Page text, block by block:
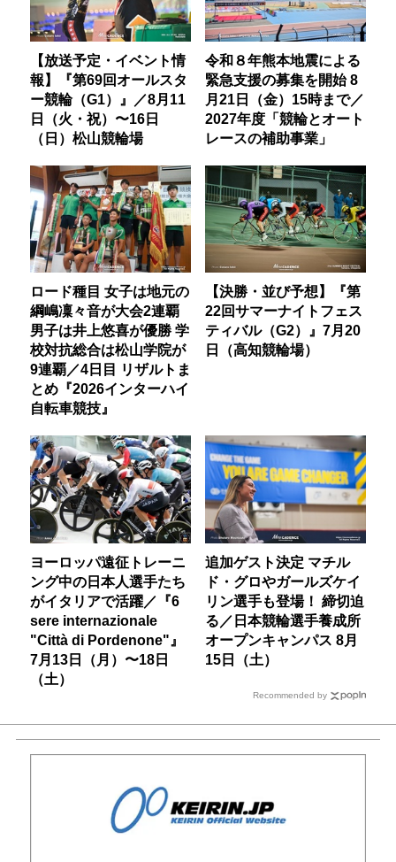
【放送予定・イベント情
報】『第69回オールスタ
ー競輪（G1）』／8月11
日（火・祝）〜16日
（日）松山競輪場
令和８年熊本地震による
緊急支援の募集を開始 8
月21日（金）15時まで／
2027年度「競輪とオート
レースの補助事業」
ロード種目 女子は地元の
綱嶋凜々音が大会2連覇
男子は井上悠喜が優勝 学
校対抗総合は松山学院が
9連覇／4日目 リザルトま
とめ『2026インターハイ
自転車競技』
【決勝・並び予想】『第
22回サマーナイトフェス
ティバル（G2）』7月20
日（高知競輪場）
ヨーロッパ遠征トレーニ
ング中の日本人選手たち
がイタリアで活躍／『6
sere internazionale
"Città di Pordenone"』
7月13日（月）〜18日
（土）
追加ゲスト決定 マチル
ド・グロやガールズケイ
リン選手も登場！ 締切迫
る／日本競輪選手養成所
オープンキャンパス 8月
15日（土）
Recommended by